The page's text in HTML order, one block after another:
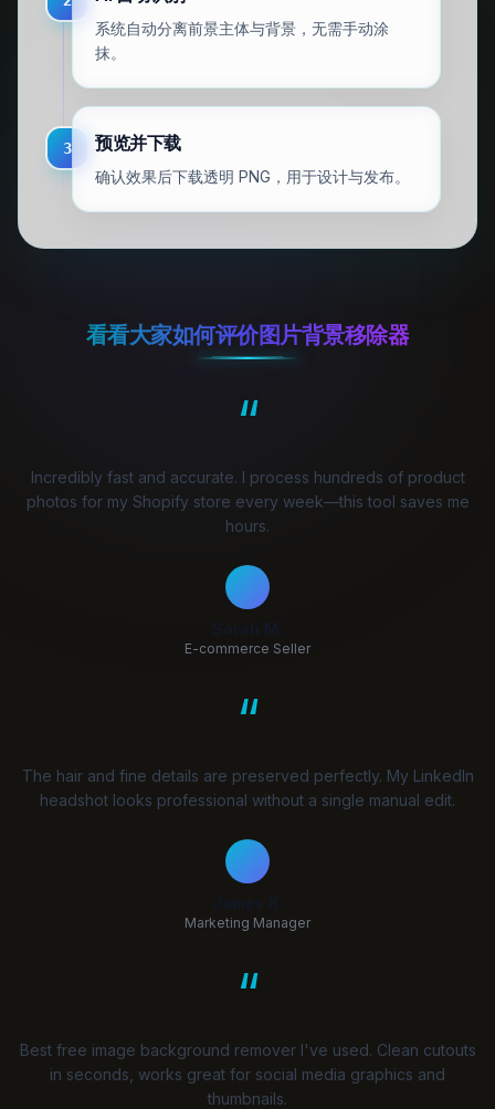
系统自动分离前景主体与背景，无需手动涂
抹。
3 预览并下载
确认效果后下载透明 PNG，用于设计与发布。
看看大家如何评价图片背景移除器
“
Incredibly fast and accurate. I process hundreds of product
photos for my Shopify store every week—this tool saves me
hours.
Sarah M.
E-commerce Seller
“
The hair and fine details are preserved perfectly. My LinkedIn
headshot looks professional without a single manual edit.
James K.
Marketing Manager
“
Best free image background remover I've used. Clean cutouts
in seconds, works great for social media graphics and
thumbnails.